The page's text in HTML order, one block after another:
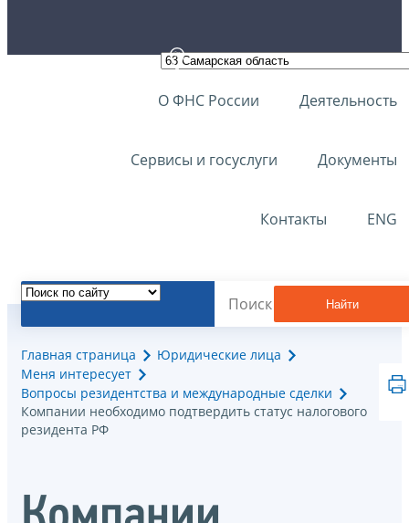
О ФНС России Деятельность
Сервисы и госуслуги Документы
Контакты ENG
Найти
Главная страница
Юридические лица
Меня интересует
Вопросы резидентства и международные сделки
Компании необходимо подтвердить статус налогового
резидента РФ